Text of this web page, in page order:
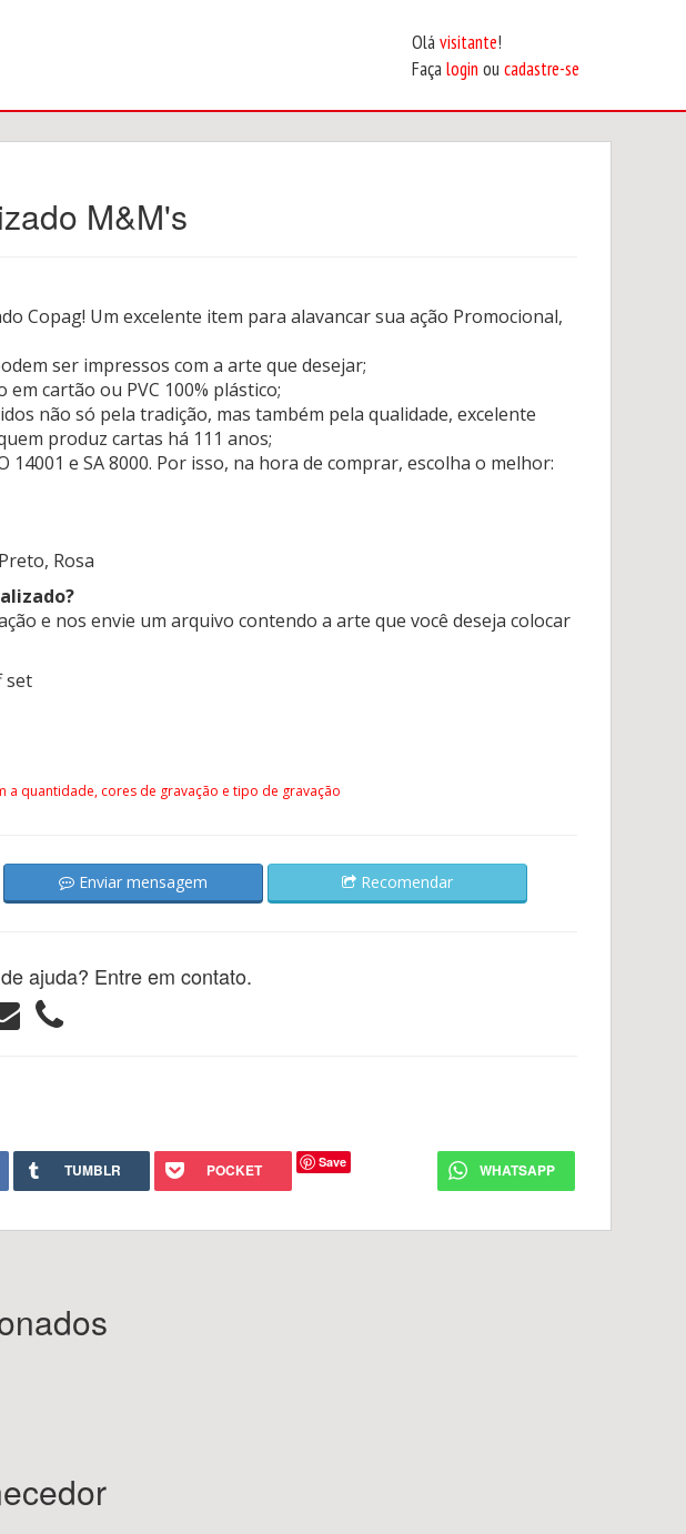
Olávisitante!
Façalogin oucadastre-se
M&M's
Copag! Um excelente item para alavancar sua ação Promocional,
ser impressos com a arte que desejar;
cartão ou PVC 100% plástico;
não só pela tradição, mas também pela qualidade, excelente
produz cartas há 111 anos;
14001 e SA 8000. Por isso, na hora de comprar, escolha o melhor:
Rosa
e nos envie um arquivo contendo a arte que você deseja colocar
set
quantidade, cores de gravação e tipo de gravação
Enviar mensagem Recomendar
ajuda? Entre em contato.
TUMBLR POCKET Save WHATSAPP